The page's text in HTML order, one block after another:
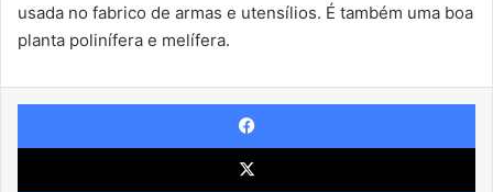
usada no fabrico de armas e utensílios. É também uma boa
planta polinífera e melífera.